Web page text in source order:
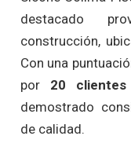
destacado
construcción,
Con una
por 20 clientes
demostrado
de calidad.